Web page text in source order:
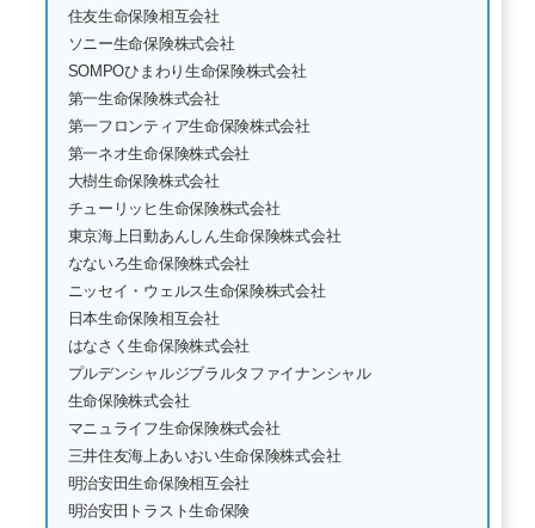
住友生命保険相互会社
ソニー生命保険株式会社
SOMPOひまわり生命保険株式会社
第一生命保険株式会社
第一フロンティア生命保険株式会社
第一ネオ生命保険株式会社
大樹生命保険株式会社
チューリッヒ生命保険株式会社
東京海上日動あんしん生命保険株式会社
なないろ生命保険株式会社
ニッセイ・ウェルス生命保険株式会社
日本生命保険相互会社
はなさく生命保険株式会社
プルデンシャルジブラルタファイナンシャル
生命保険株式会社
マニュライフ生命保険株式会社
三井住友海上あいおい生命保険株式会社
明治安田生命保険相互会社
明治安田トラスト生命保険